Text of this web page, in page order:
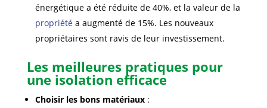
énergétique a été réduite de 40%, et la valeur de la
propriété a augmenté de 15%. Les nouveaux
propriétaires sont ravis de leur investissement.
Les meilleures pratiques pour
une isolation efficace
Choisir les bons matériaux: